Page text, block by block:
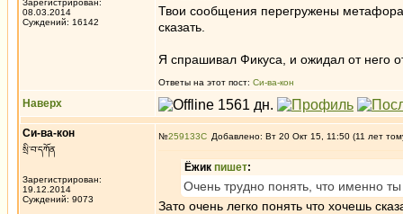
Зарегистрирован:
08.03.2014
Суждений: 16142
Твои сообщения перегружены
сказать.
Я спрашивал Фикуса, и ожидал от него
Ответы на этот пост: Си-ва-кон
Наверх
Си-ва-кон
སྲི་བ་དཀོན
Зарегистрирован:
19.12.2014
Суждений: 9073
№259133 Добавлено: Вт 20 Окт 15, 11:50 (11 лет
Ёжик пишет:
Очень трудно понять, что именно ты
Зато очень легко понять что хочешь